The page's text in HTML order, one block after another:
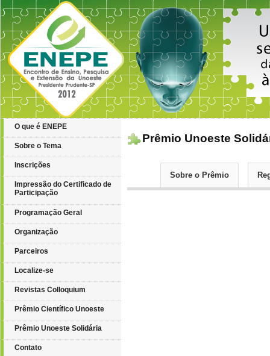
O que é ENEPE
Sobre o Tema
Inscrições
Impressão do Certificado de
Participação
Programação Geral
Organização
Parceiros
Localize-se
Revistas Colloquium
Prêmio Científico Unoeste
Prêmio Unoeste Solidária
Contato
Prêmio Unoeste
Sobre o Prêmio